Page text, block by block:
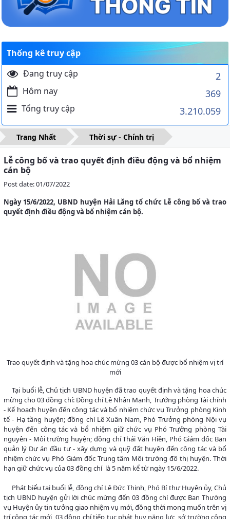
Thống kê truy cập
Đang truy cập
2
Hôm nay 369
Tổng truy cập 3.210.059
Trang Nhất Thời sự - Chính trị
Lễ công bố và trao quyết định điều động và bổ nhiệm
cán bộ
Post date: 01/07/2022
Ngày 15/6/2022, UBND huyện Hải Lăng tổ chức Lễ công bố và trao
quyết định điều động và bổ nhiệm cán bộ.
Trao quyết định và tặng hoa chúc mừng 03 cán bộ được bổ nhiệm vị trí
mới
Tại buổi lễ, Chủ tịch UBND huyện đã trao quyết định và tặng hoa chúc
mừng cho 03 đồng chí: Đồng chí Lê Nhân Mạnh, Trưởng phòng Tài chính
- Kế hoạch huyện đến công tác và bổ nhiệm chức vụ Trưởng phòng Kinh
tế - Hạ tầng huyện; đồng chí Lê Xuân Nam, Phó Trưởng phòng Nội vụ
huyện đến công tác và bổ nhiệm giữ chức vụ Phó Trưởng phòng Tài
nguyên - Môi trường huyện; đồng chí Thái Văn Hiền, Phó Giám đốc Ban
quản lý Dự án đầu tư - xây dựng và quỹ đất huyện đến công tác và bổ
nhiệm chức vụ Phó Giám đốc Trung tâm Môi trường đô thị huyện. Thời
hạn giữ chức vụ của 03 đồng chí là 5 năm kể từ ngày 15/6/2022.
Phát biểu tại buổi lễ, đồng chí Lê Đức Thịnh, Phó Bí thư Huyện ủy, Chủ
tịch UBND huyện gửi lời chúc mừng đến 03 đồng chí được Ban Thường
vụ Huyện ủy tin tưởng giao nhiệm vụ mới, đồng thời mong muốn trên vị
trí công tác mới, 03 đồng chí tiếp tục phát huy năng lực, sở trường công